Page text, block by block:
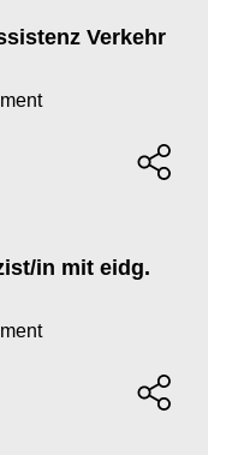
Verkehr
in mit eidg.